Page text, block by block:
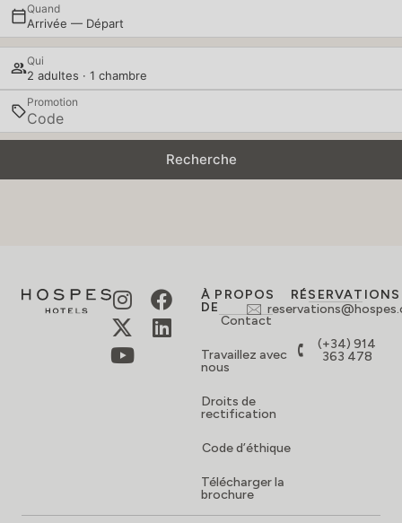
Quand
Arrivée — Départ
Qui
2 adultes · 1 chambre
Promotion
Recherche
À PROPOS
DE
Contact
Travaillez avec
nous
Droits de
rectification
Code d’éthique
Télécharger la
brochure
RÉSERVATIONS
(+34) 914
363 478